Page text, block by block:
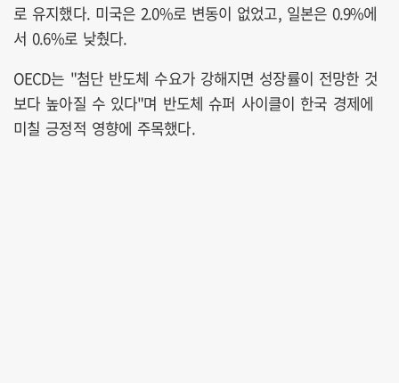
로 유지했다. 미국은 2.0%로 변동이 없었고, 일본은 0.9%에
서 0.6%로 낮췄다.
OECD는 "첨단 반도체 수요가 강해지면 성장률이 전망한 것
보다 높아질 수 있다"며 반도체 슈퍼 사이클이 한국 경제에
미칠 긍정적 영향에 주목했다.